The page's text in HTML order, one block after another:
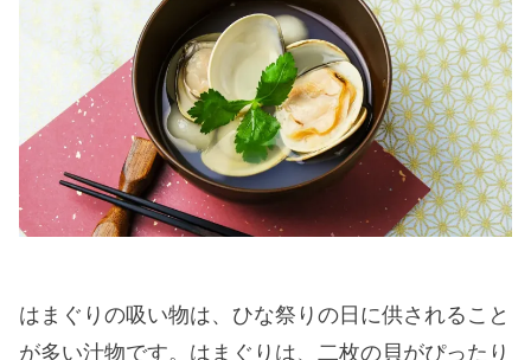
はまぐりの吸い物は、ひな祭りの日に供されること
が多い汁物です。はまぐりは、二枚の貝がぴったり